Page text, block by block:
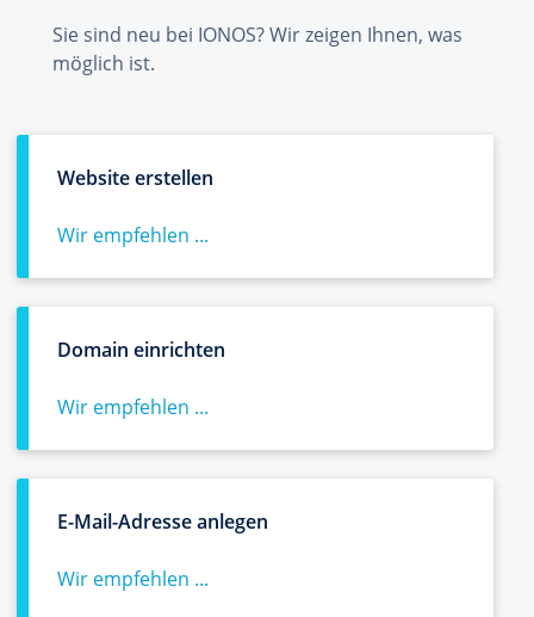
Sie sind neu bei IONOS? Wir zeigen Ihnen, was
möglich ist.
Website erstellen
Wir empfehlen ...
Domain einrichten
Wir empfehlen ...
E-Mail-Adresse anlegen
Wir empfehlen ...